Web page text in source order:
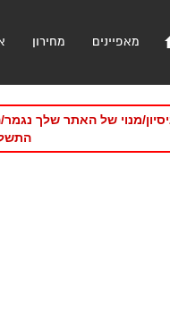
מאפיינים מחירון
מנוי של האתר שלך